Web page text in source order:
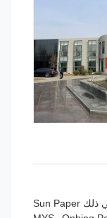
نحن نعمل مع مصانع الورق الكبرى بما في ذلك Sun Paper